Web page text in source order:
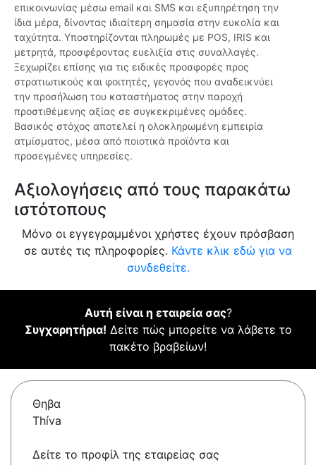
επικοινωνίας μέσω email και SMS και εξυπηρέτηση την
ίδια μέρα, δίνοντας ιδιαίτερη σημασία στην ευκολία και
ταχύτητα. Υποστηρίζονται πληρωμές με POS, IRIS και
μετρητά, προσφέροντας ευελιξία στις συναλλαγές.
Ξεχωρίζει επίσης για τις ειδικές προσφορές προς
στρατιωτικούς και φοιτητές, γεγονός που αναδεικνύει
την προσήλωση του καταστήματος στην παροχή
προστιθέμενης αξίας σε συγκεκριμένες ομάδες.
Βασικός στόχος αποτελεί η ολοκληρωμένη εμπειρία
ατμίσματος, μέσα από ποιοτικά προϊόντα και
προσεγμένες υπηρεσίες.
Αξιολογήσεις από τους παρακάτω
ιστότοπους
Μόνο οι εγγεγραμμένοι χρήστες έχουν πρόσβαση
σε αυτές τις πληροφορίες. Κάντε κλικ εδώ για να
συνδεθείτε.
Αυτή είναι η εταιρεία σας?
Συγχαρητήρια! Δείτε πώς μπορείτε να λάβετε το
πακέτο βραβείων!
Θηβα
Thíva
Δείτε το προφίλ της εταιρείας σας